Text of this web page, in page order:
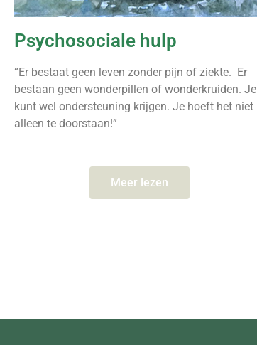
Psychosociale hulp
“Er bestaat geen leven zonder pijn of ziekte. Er
bestaan geen wonderpillen of wonderkruiden. Je
kunt wel ondersteuning krijgen. Je hoeft het niet
alleen te doorstaan!”
Meer lezen